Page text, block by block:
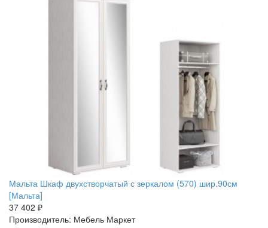
Мальта Шкаф двухстворчатый с зеркалом (570) шир.90см
[Мальта]
37 402 ₽
Производитель: Мебель Маркет